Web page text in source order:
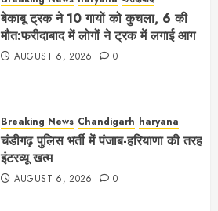
बेकाबू ट्रक ने 10 गायों को कुचला, 6 की
मौत:फरीदाबाद में लोगों ने ट्रक में लगाई आग
AUGUST 6, 2026 0
Breaking News Chandigarh haryana
चंडीगढ़ पुलिस भर्ती में पंजाब-हरियाणा की तरह
इंटरव्यू खत्म
AUGUST 6, 2026 0